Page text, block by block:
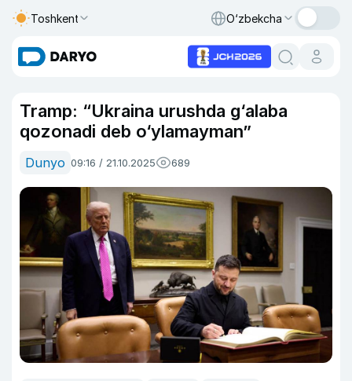
Toshkent O‘zbekcha
Tramp: “Ukraina urushda g‘alaba
qozonadi deb o‘ylamayman”
Dunyo 09:16 / 21.10.2025 689